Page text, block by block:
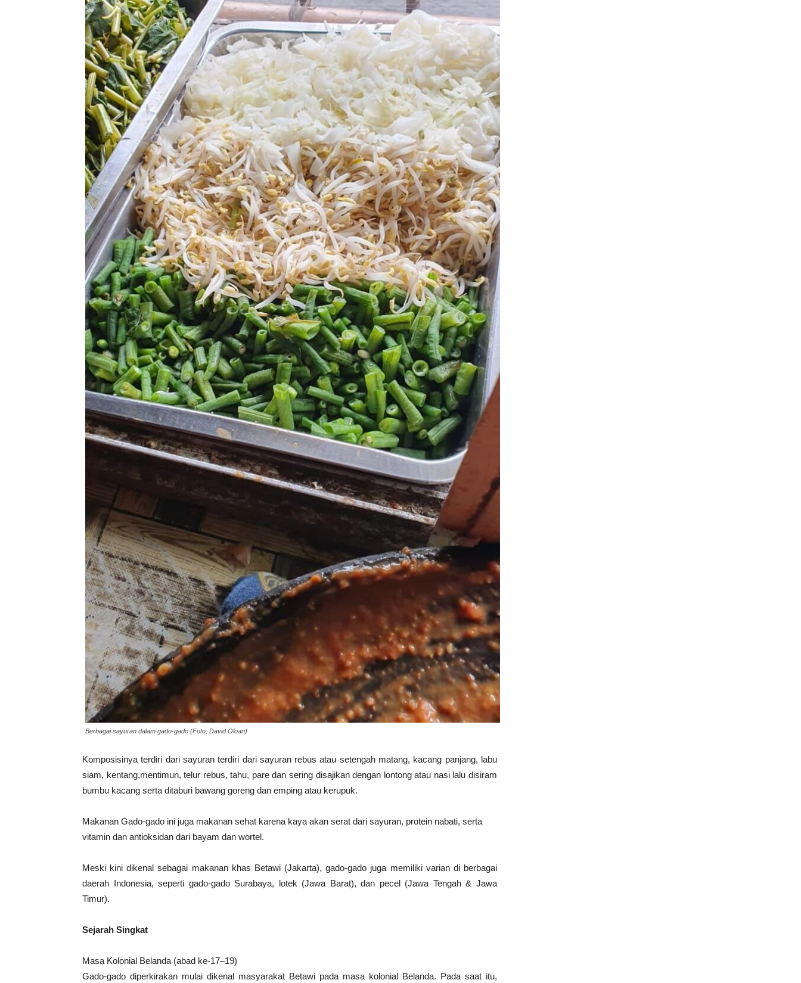
Berbagai sayuran dalam gado-gado (Foto; David Oloan)
Komposisinya terdiri dari sayuran terdiri dari sayuran rebus atau setengah matang, kacang panjang, labu
siam, kentang,mentimun, telur rebus, tahu, pare dan sering disajikan dengan lontong atau nasi lalu disiram
bumbu kacang serta ditaburi bawang goreng dan emping atau kerupuk.
Makanan Gado-gado ini juga makanan sehat karena kaya akan serat dari sayuran, protein nabati, serta
vitamin dan antioksidan dari bayam dan wortel.
Meski kini dikenal sebagai makanan khas Betawi (Jakarta), gado-gado juga memiliki varian di berbagai
daerah Indonesia, seperti gado-gado Surabaya, lotek (Jawa Barat), dan pecel (Jawa Tengah & Jawa
Timur).
Sejarah Singkat
Masa Kolonial Belanda (abad ke-17–19)
Gado-gado diperkirakan mulai dikenal masyarakat Betawi pada masa kolonial Belanda. Pada saat itu,